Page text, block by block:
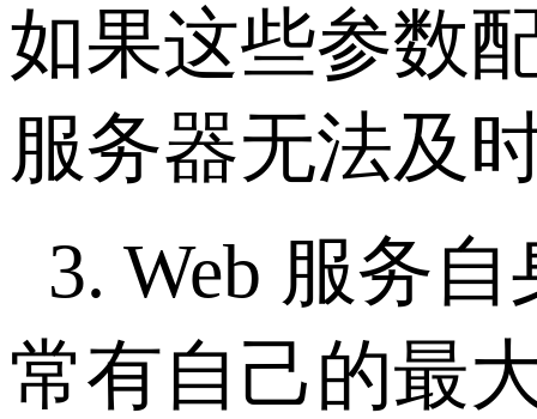
如果这些参数
服务器无法及
3. Web 服务自
常有自己的最